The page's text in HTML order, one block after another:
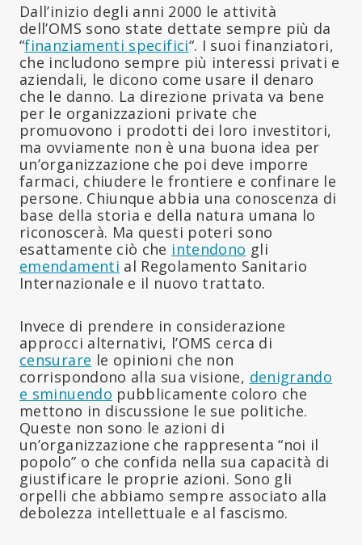
Dall’inizio degli anni 2000 le attività
dell’OMS sono state dettate sempre più da
“finanziamenti specifici“. I suoi finanziatori,
che includono sempre più interessi privati e
aziendali, le dicono come usare il denaro
che le danno. La direzione privata va bene
per le organizzazioni private che
promuovono i prodotti dei loro investitori,
ma ovviamente non è una buona idea per
un’organizzazione che poi deve imporre
farmaci, chiudere le frontiere e confinare le
persone. Chiunque abbia una conoscenza di
base della storia e della natura umana lo
riconoscerà. Ma questi poteri sono
esattamente ciò che intendono gli
emendamenti al Regolamento Sanitario
Internazionale e il nuovo trattato.
Invece di prendere in considerazione
approcci alternativi, l’OMS cerca di
censurare le opinioni che non
corrispondono alla sua visione, denigrando
e sminuendo pubblicamente coloro che
mettono in discussione le sue politiche.
Queste non sono le azioni di
un’organizzazione che rappresenta “noi il
popolo” o che confida nella sua capacità di
giustificare le proprie azioni. Sono gli
orpelli che abbiamo sempre associato alla
debolezza intellettuale e al fascismo.